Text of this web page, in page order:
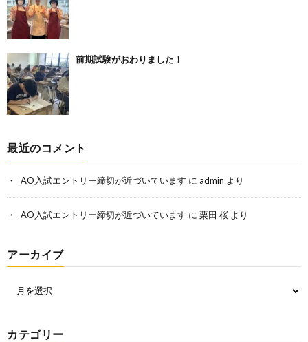
前期試験がおわりました！
最近のコメント
AO入試エントリー締切が近づいています に admin より
AO入試エントリー締切が近づいています に 栗田 桜 より
アーカイブ
カテゴリー